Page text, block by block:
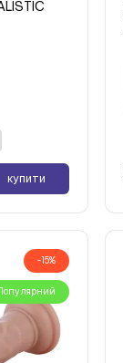
купити
-15%
Популярний